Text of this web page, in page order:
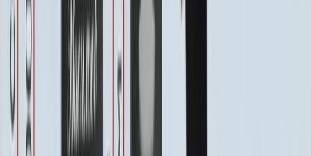
20 160 ₽
Цветник ММ5150
24 250 ₽
+
Цоколь ММ5395
22 800 ₽
- +